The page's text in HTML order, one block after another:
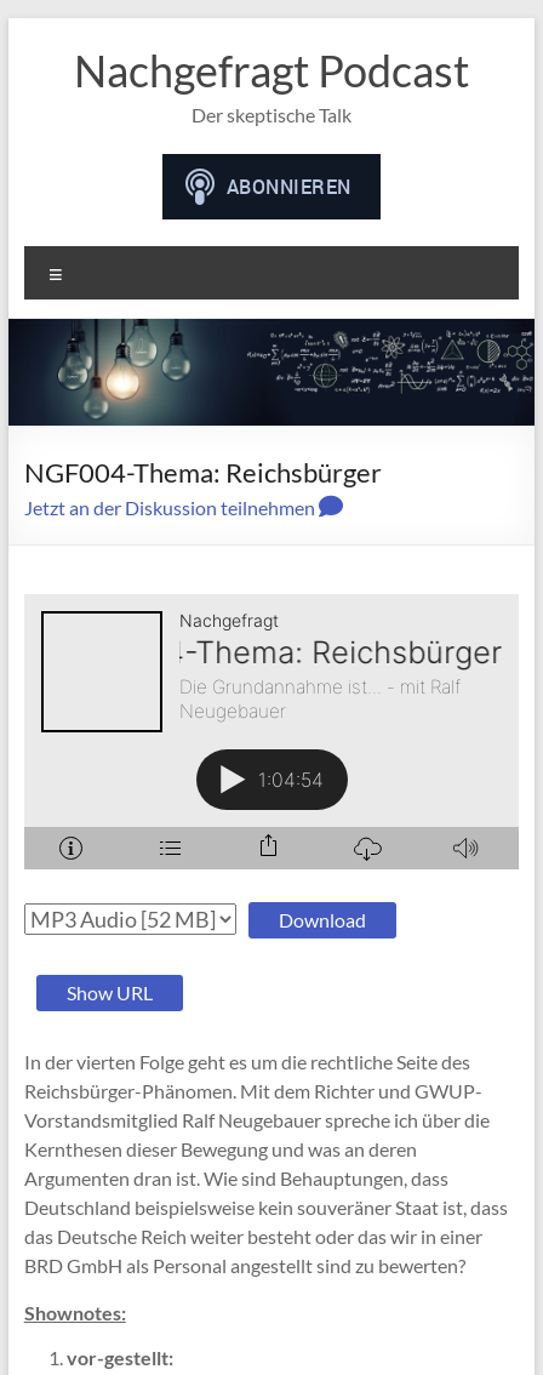
Nachgefragt Podcast
Der skeptische Talk
NGF004-Thema: Reichsbürger
Jetzt an der Diskussion teilnehmen
Download
Show URL
In der vierten Folge geht es um die rechtliche Seite des
Reichsbürger-Phänomen. Mit dem Richter und GWUP-
Vorstandsmitglied Ralf Neugebauer spreche ich über die
Kernthesen dieser Bewegung und was an deren
Argumenten dran ist. Wie sind Behauptungen, dass
Deutschland beispielsweise kein souveräner Staat ist, dass
das Deutsche Reich weiter besteht oder das wir in einer
BRD GmbH als Personal angestellt sind zu bewerten?
Shownotes:
vor-gestellt: